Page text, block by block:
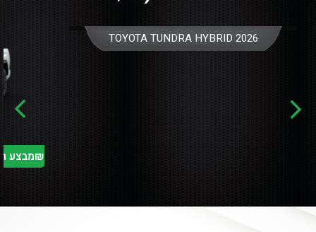
TOYOTA TUNDRA HYBRID 2026